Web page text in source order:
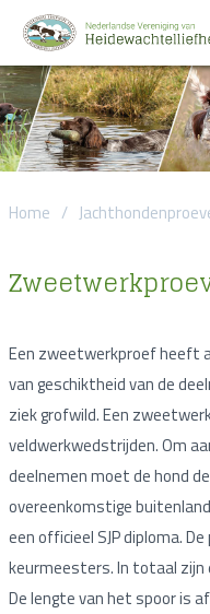
Home /
Een zweetwerkproef heeft
van geschiktheid van de
ziek grofwild. Een
veldwerkwedstrijden. Om
deelnemen moet de hond
overeenkomstige
een officieel SJP diploma.
keurmeesters. In totaal zijn
De lengte van het spoor is